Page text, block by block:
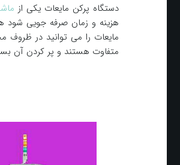
دستگاه پرکن مایعات یکی از
هزینه و زمان صرفه جویی شود
مایعات را می توانید در ظروف
متفاوت هستند و پر کردن آن